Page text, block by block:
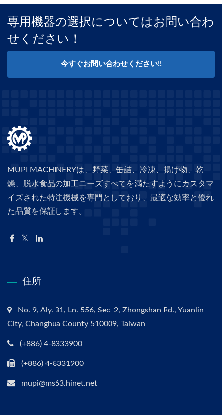
専用機器の選択についてはお問い合わ
せください！
今すぐお問い合わせください!!
MUPI MACHINERYは、野菜、缶詰、冷凍、揚げ物、乾
燥、脱水食品の加工ニーズすべてを満たすようにカスタマ
イズされた特注機械を専門としており、最適な効率と優れ
た品質を保証します。
住所
No. 9, Aly. 31, Ln. 556, Sec. 2, Zhongshan Rd., Yuanlin
City, Changhua County 510009, Taiwan
(+886) 4-8333900
(+886) 4-8331900
mupi@ms63.hinet.net